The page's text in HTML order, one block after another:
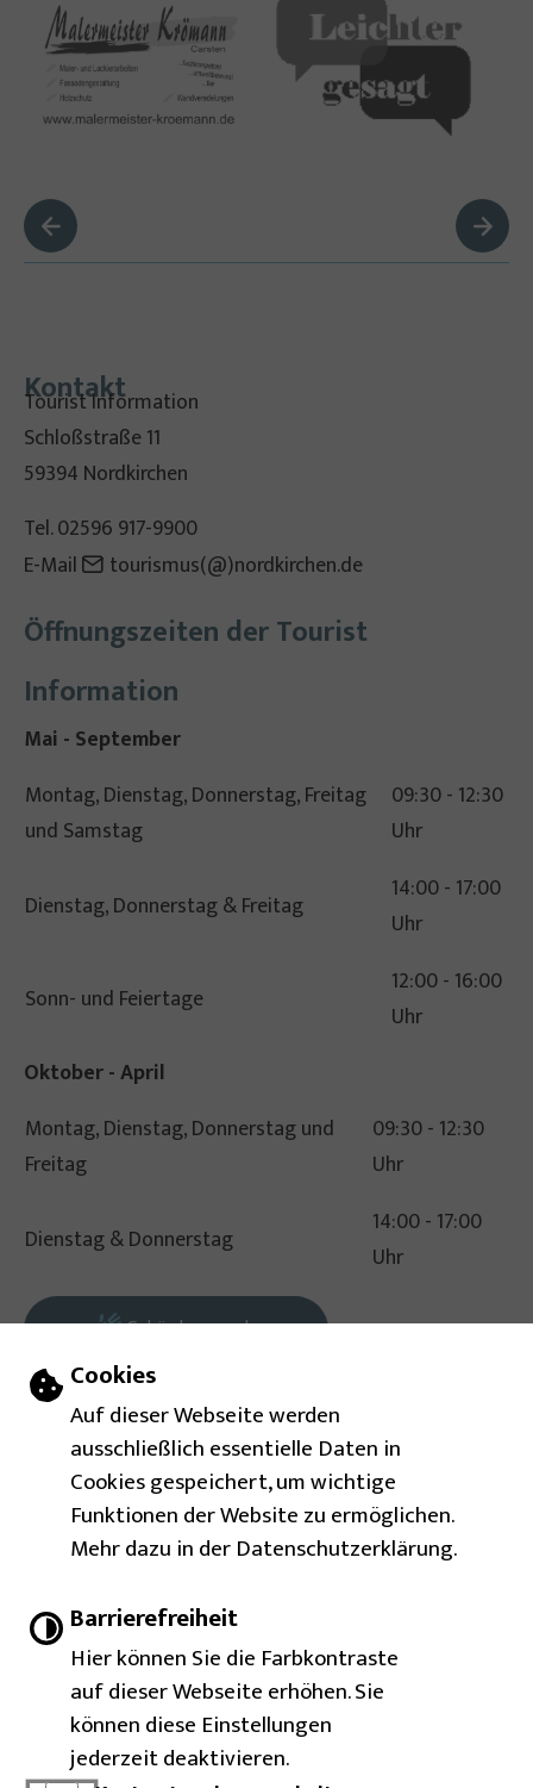
Einstellungen zu Cookies und
Cookies
Auf dieser Webseite werden
ausschließlich essentielle Daten in
Cookies gespeichert, um wichtige
Funktionen der Website zu ermöglichen.
Mehr dazu in der Datenschutzerklärung.
Barrierefreiheit
Hier können Sie die Farbkontraste
auf dieser Webseite erhöhen. Sie
können diese Einstellungen
jederzeit deaktivieren.
Kontakt
Tourist Information
Schloßstraße 11
59394 Nordkirchen
Tel. 02596 917-9900
E-Mail
tourismus(@)nordkirchen.de
Öffnungszeiten der Tourist
Information
Mai - September
Montag, Dienstag, Donnerstag, Freitag
und Samstag
09:30 - 12:30
Uhr
Dienstag, Donnerstag & Freitag
14:00 - 17:00
Uhr
Sonn- und Feiertage
12:00 - 16:00
Uhr
Oktober - April
Montag, Dienstag, Donnerstag und
Freitag
09:30 - 12:30
Uhr
Dienstag & Donnerstag
14:00 - 17:00
Uhr
Gebärdensprache
Barrierefreie Ansicht
Datenschutzerklärung
Show larger version for:Immer auf dem neuesten
Stand